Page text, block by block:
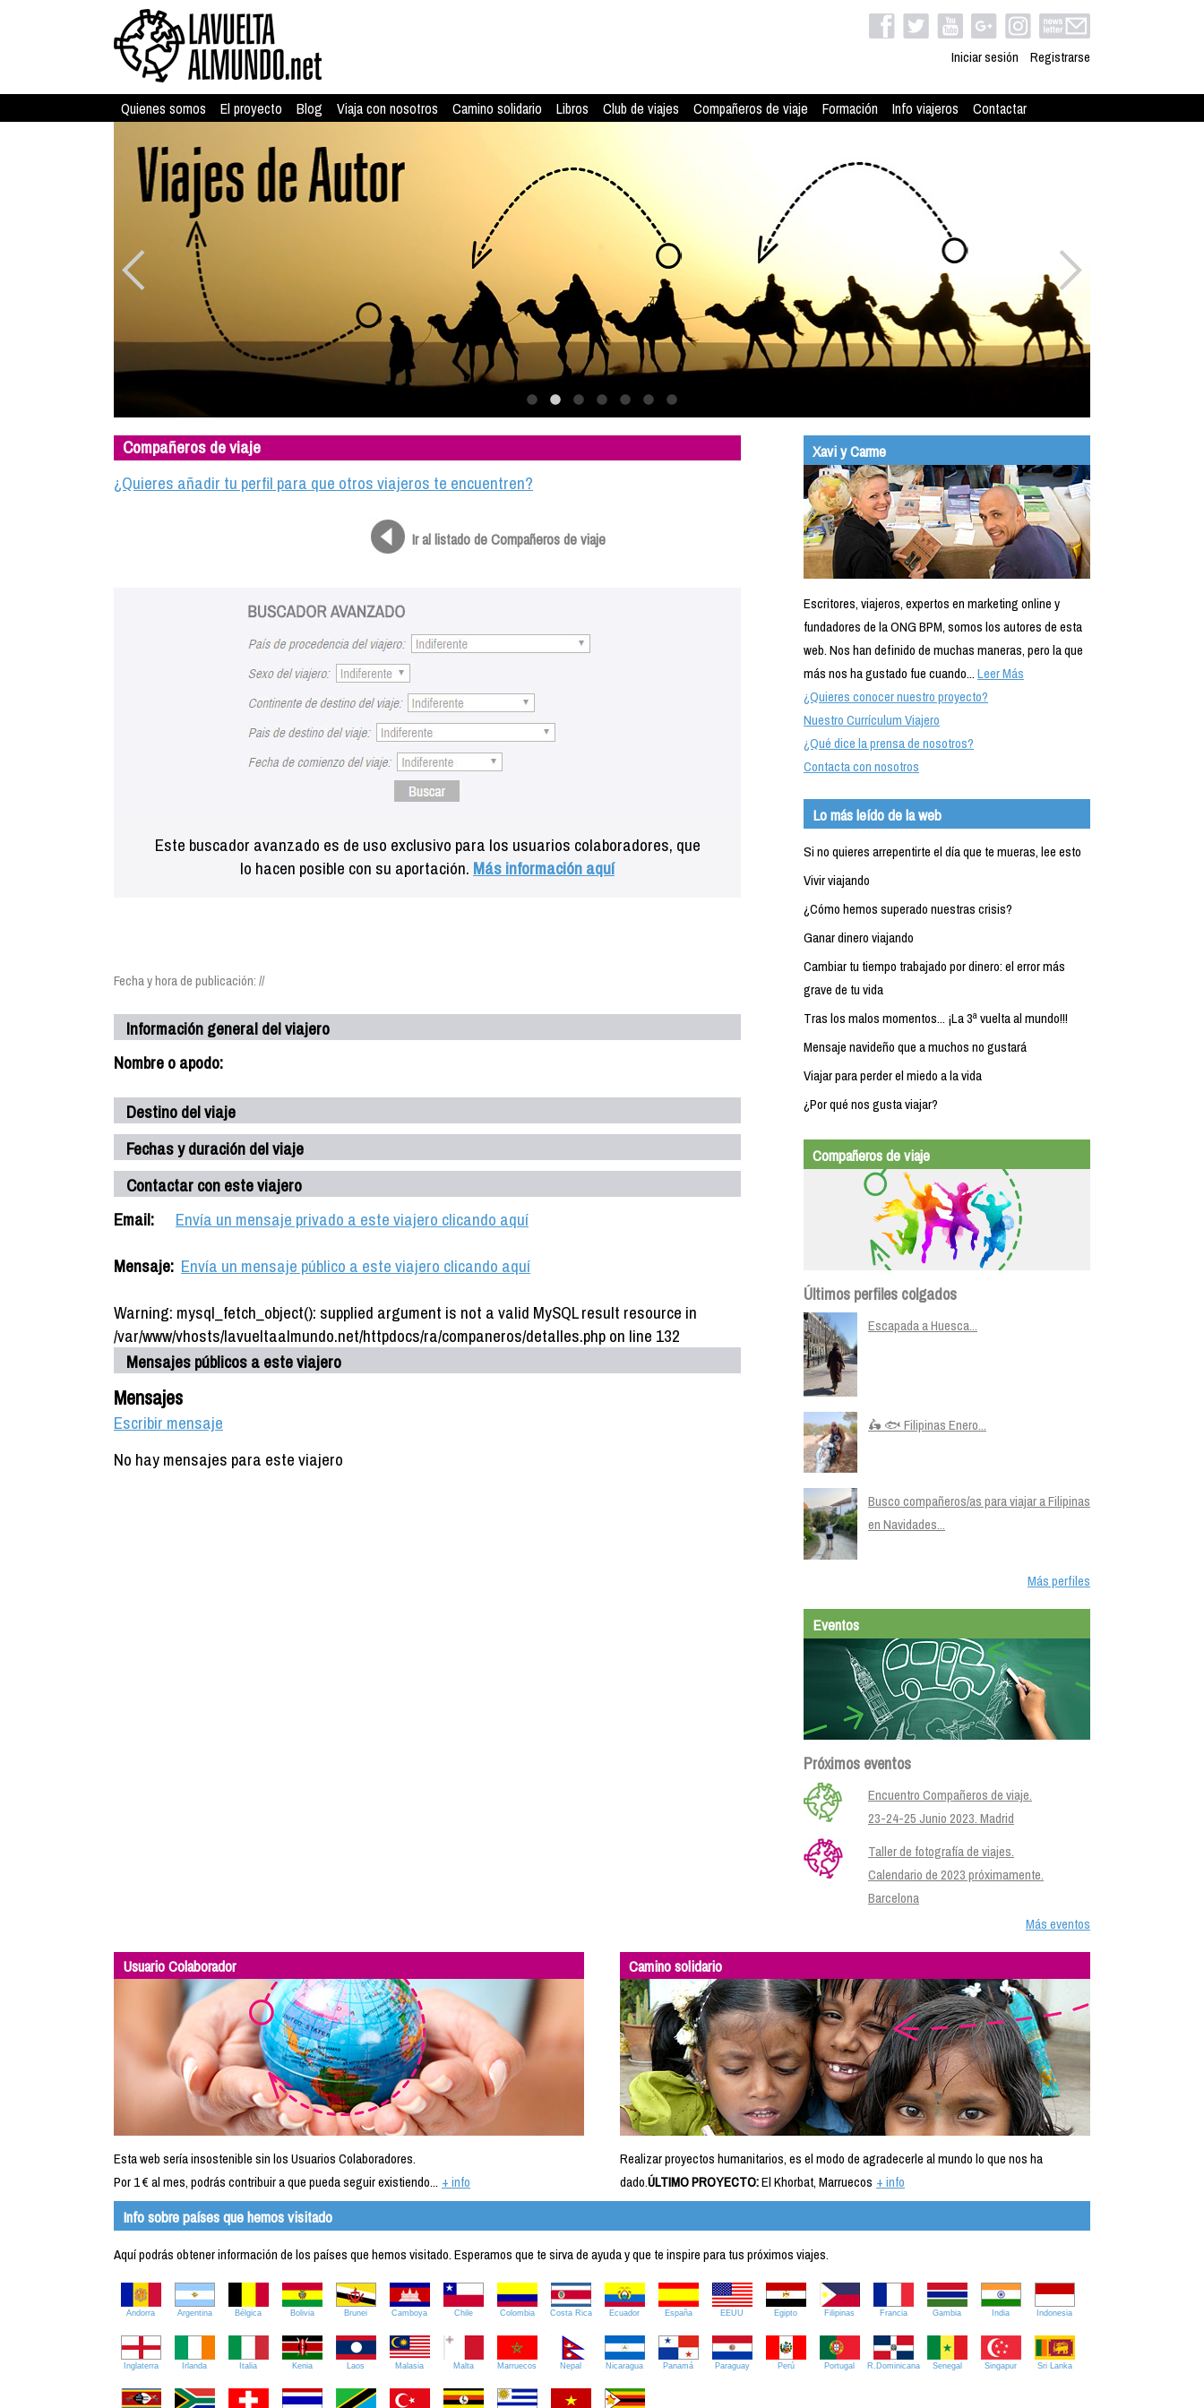
Iniciar sesión Registrarse
Quienes somos El proyecto Blog Viaja con nosotros Camino solidario Libros Club de viajes Compañeros de viaje Formación Info viajeros Contactar
Compañeros de viaje
¿Quieres añadir tu perfil para que otros viajeros te encuentren?
Ir al listado de Compañeros de viaje
Este buscador avanzado es de uso exclusivo para los usuarios colaboradores, que
lo hacen posible con su aportación. Más información aquí
Fecha y hora de publicación: //
Información general del viajero
Nombre o apodo:
Destino del viaje
Fechas y duración del viaje
Contactar con este viajero
Email:
Envía un mensaje privado a este viajero clicando aquí
Mensaje: Envía un mensaje público a este viajero clicando aquí
Warning: mysql_fetch_object(): supplied argument is not a valid MySQL result resource in
/var/www/vhosts/lavueltaalmundo.net/httpdocs/ra/companeros/detalles.php on line 132
Mensajes públicos a este viajero
Mensajes
Escribir mensaje
No hay mensajes para este viajero
Xavi y Carme
Escritores, viajeros, expertos en marketing online y
fundadores de la ONG BPM, somos los autores de esta
web. Nos han definido de muchas maneras, pero la que
más nos ha gustado fue cuando...Leer Más
¿Quieres conocer nuestro proyecto?
Nuestro Currículum Viajero
¿Qué dice la prensa de nosotros?
Contacta con nosotros
Lo más leído de la web
Si no quieres arrepentirte el día que te mueras, lee esto
Vivir viajando
¿Cómo hemos superado nuestras crisis?
Ganar dinero viajando
Cambiar tu tiempo trabajado por dinero: el error más
grave de tu vida
Tras los malos momentos... ¡La 3ª vuelta al mundo!!!
Mensaje navideño que a muchos no gustará
Viajar para perder el miedo a la vida
¿Por qué nos gusta viajar?
Compañeros de viaje
Últimos perfiles colgados
Escapada a Huesca...
🛵 🐟 Filipinas Enero...
Busco compañeros/as para viajar a Filipinas
en Navidades...
Más perfiles
Eventos
Próximos eventos
Encuentro Compañeros de viaje.
23-24-25 Junio 2023. Madrid
Taller de fotografía de viajes.
Calendario de 2023 próximamente.
Barcelona
Más eventos
Usuario Colaborador
Esta web sería insostenible sin los Usuarios Colaboradores.
Por 1 € al mes, podrás contribuir a que pueda seguir existiendo... + info
Camino solidario
Realizar proyectos humanitarios, es el modo de agradecerle al mundo lo que nos ha
dado.ÚLTIMO PROYECTO:El Khorbat, Marruecos + info
Info sobre países que hemos visitado
Aquí podrás obtener información de los países que hemos visitado. Esperamos que te sirva de ayuda y que te inspire para tus próximos viajes.
Andorra Argentina Bélgica Bolivia Brunei Camboya Chile Colombia Costa Rica Ecuador España EEUU Egipto Filipinas Francia Gambia India Indonesia
Inglaterra Irlanda Italia Kenia Laos Malasia Malta Marruecos Nepal Nicaragua Panamá Paraguay Perú Portugal R.Dominicana Senegal Singapur Sri Lanka